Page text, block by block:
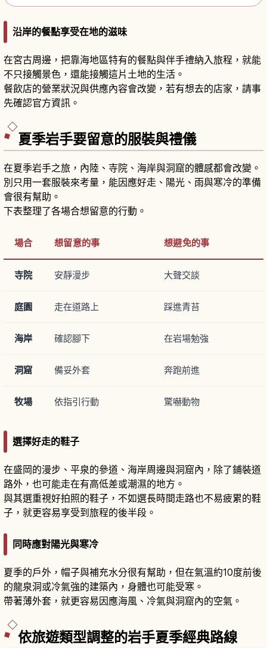
沿岸的餐點享受在地的滋味
在宮古周邊，把靠海地區特有的餐點與伴手禮納入旅程，就能
不只接觸景色，還能接觸這片土地的生活。
餐飲店的營業狀況與供應內容會改變，若有想去的店家，請事
先確認官方資訊。
夏季岩手要留意的服裝與禮儀
在夏季岩手之旅，內陸、寺院、海岸與洞窟的體感都會改變。
別只用一套服裝來考量，能因應好走、陽光、雨與寒冷的準備
會很有幫助。
下表整理了各場合想留意的行動。
場合 想留意的事 想避免的事
寺院 安靜漫步 大聲交談
庭園 走在道路上 踩進青苔
海岸 確認腳下 在岩場勉強
洞窟 備妥外套 奔跑前進
牧場 依指引行動 驚嚇動物
選擇好走的鞋子
在盛岡的漫步、平泉的參道、海岸周邊與洞窟內，除了鋪裝道
路外，也可能走在有高低差或潮濕的地方。
與其選重視好拍照的鞋子，不如選長時間走路也不易疲累的鞋
子，就更容易享受到旅程的後半段。
同時應對陽光與寒冷
夏季的戶外，帽子與補充水分很有幫助，但在氣溫約10度前後
的龍泉洞或冷氣強的建築內，身體也可能受寒。
帶著薄外套，就更容易因應海風、冷氣與洞窟內的空氣。
依旅遊類型調整的岩手夏季經典路線